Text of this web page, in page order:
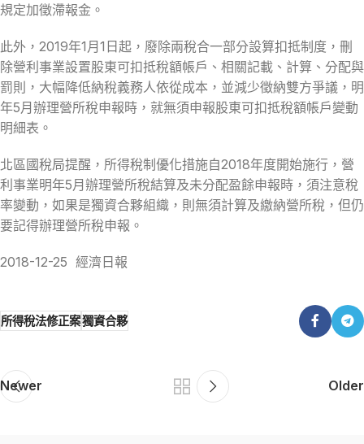
規定加徵滯報金。
此外，2019年1月1日起，廢除兩稅合一部分設算扣抵制度，刪
除營利事業設置股東可扣抵稅額帳戶、相關記載、計算、分配與
罰則，大幅降低納稅義務人依從成本，並減少徵納雙方爭議，明
年5月辦理營所稅申報時，就無須申報股東可扣抵稅額帳戶變動
明細表。
北區國稅局提醒，所得稅制優化措施自2018年度開始施行，營
利事業明年5月辦理營所稅結算及未分配盈餘申報時，須注意稅
率變動，如果是獨資合夥組織，則無須計算及繳納營所稅，但仍
要記得辦理營所稅申報。
2018-12-25 經濟日報
所得稅法修正案獨資合夥
Newer Older